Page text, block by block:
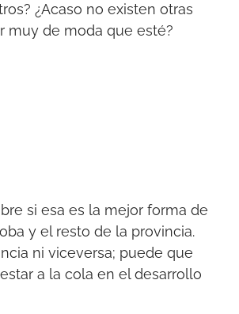
¿Acaso no existen otras
muy de moda que esté?
si esa es la mejor forma de
y el resto de la provincia.
ni viceversa; puede que
a la cola en el desarrollo